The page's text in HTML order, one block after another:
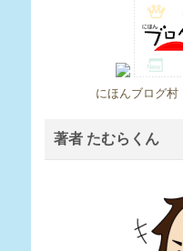
にほんブログ村
著者 たむらくん